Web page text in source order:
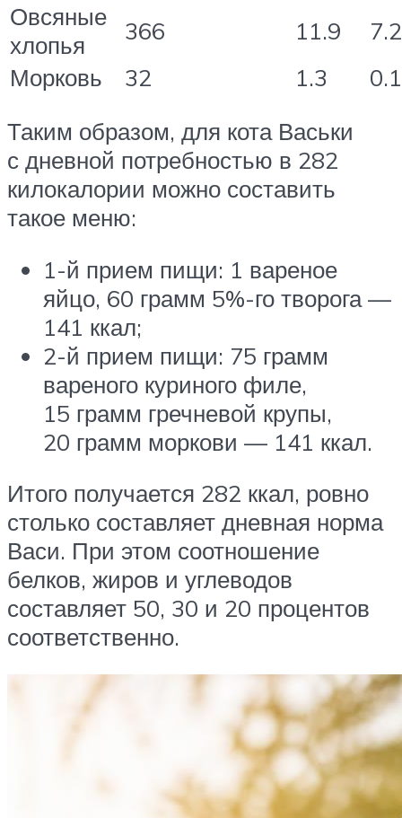
Овсяные
хлопья
366 11.9
7.2
Морковь
32 1.3
0.1
Таким образом, для кота Васьки
с дневной потребностью в 282
килокалории можно составить
такое меню:
1-й прием пищи: 1 вареное
яйцо, 60 грамм 5%-го творога —
141 ккал;
2-й прием пищи: 75 грамм
вареного куриного филе,
15 грамм гречневой крупы,
20 грамм моркови — 141 ккал.
Итого получается 282 ккал, ровно
столько составляет дневная норма
Васи. При этом соотношение
белков, жиров и углеводов
составляет 50, 30 и 20 процентов
соответственно.